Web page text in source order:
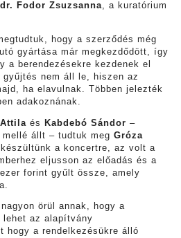
dr. Fodor Zsuzsanna, a kuratórium
hogy a szerződés még
gyártása már megkezdődött, így
a berendezésekre kezdenek el
nem áll le, hiszen az
ha elavulnak. Többen jelezték
adakoznának.
és Kabdebó Sándor –
állt – tudtuk meg Gróza
készültünk a koncertre, az volt a
eljusson az előadás és a
forint gyűlt össze, amely
örül annak, hogy a
lehet az alapítvány
hogy a rendelkezésükre álló